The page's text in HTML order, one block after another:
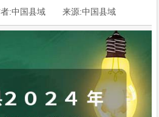
:中国县域 来源:中国县域